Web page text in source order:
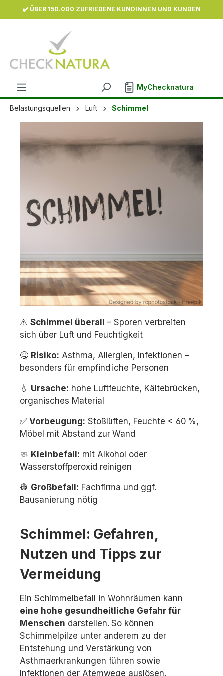
springen
✔️ ÜBER 150.000 ZUFRIEDENE KUNDINNEN UND KUNDEN
MyChecknatura
Belastungsquellen Luft Schimmel
⚠️ Schimmel überall
– Sporen verbreiten
sich über Luft und Feuchtigkeit
🤒 Risiko: Asthma, Allergien, Infektionen –
besonders für empfindliche Personen
💧 Ursache: hohe Luftfeuchte, Kältebrücken,
organisches Material
✅ Vorbeugung: Stoßlüften, Feuchte < 60 %,
Möbel mit Abstand zur Wand
🧼 Kleinbefall: mit Alkohol oder
Wasserstoffperoxid reinigen
👷 Großbefall: Fachfirma und ggf.
Bausanierung nötig
Schimmel: Gefahren,
Nutzen und Tipps zur
Vermeidung
Ein Schimmelbefall in Wohnräumen kann
eine hohe gesundheitliche Gefahr für
Menschen darstellen. So können
Schimmelpilze unter anderem zu der
Entstehung und Verstärkung von
Asthmaerkrankungen führen sowie
Infektionen der Atemwege auslösen.